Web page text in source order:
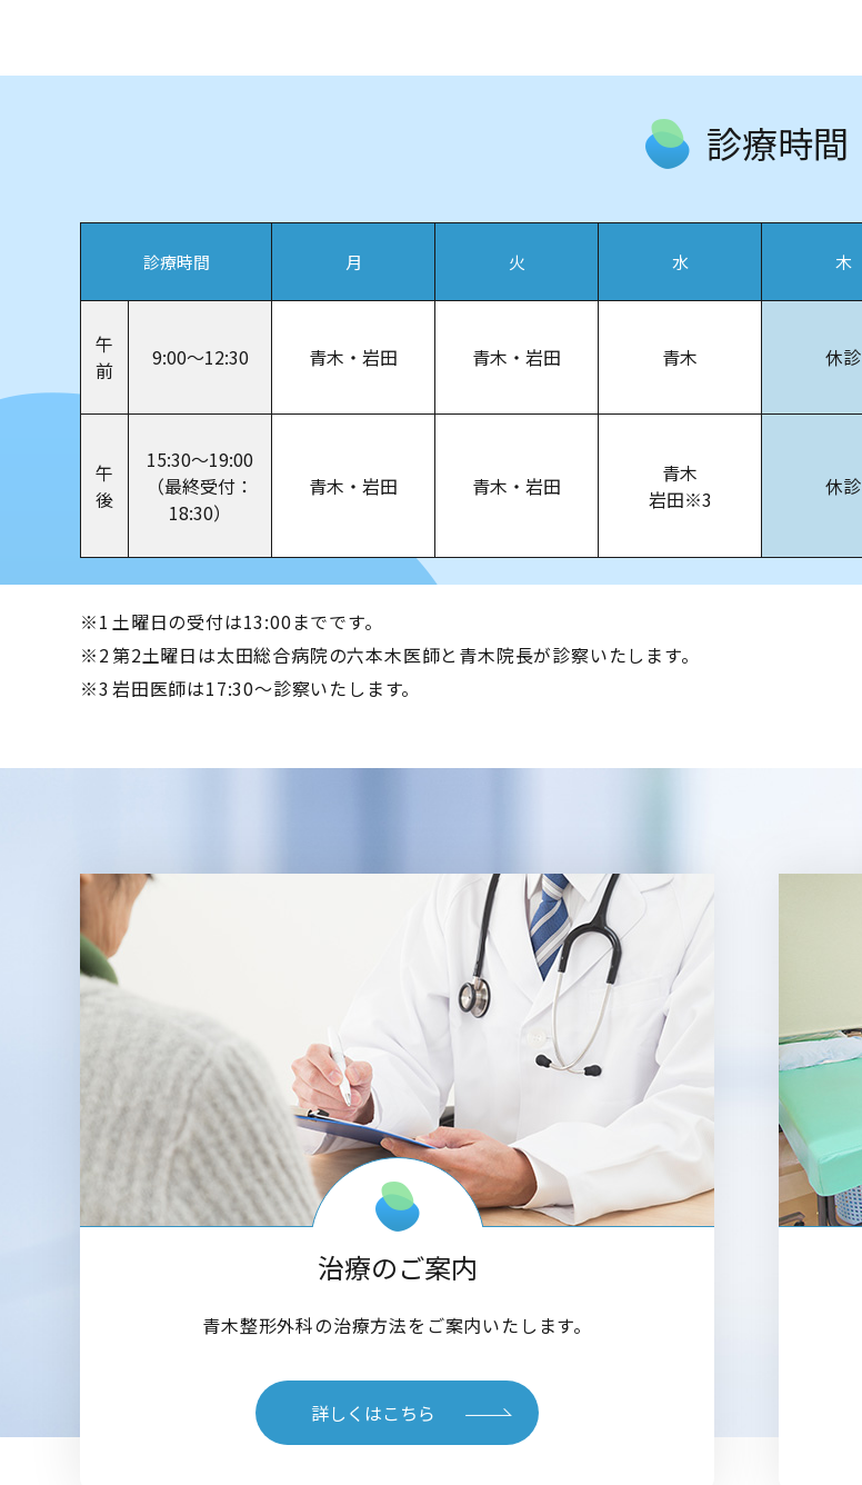
診療時間
診療時間 月 火 水 木
午
前
9:00～12:30 青木・岩田 青木・岩田 青木 休診
午
後
15:30～19:00
（最終受付：
18:30）
青木・岩田 青木・岩田
青木
岩田※3
休診
※1 土曜日の受付は13:00までです。
※2第2土曜日は太田総合病院の六本木医師と青木院長が診察いたします。
※3岩田医師は17:30～診察いたします。
治療のご案内
青木整形外科の治療方法をご案内いたします。
詳しくはこちら